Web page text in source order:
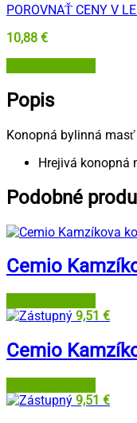
POROVNAŤ CENY V
10,88 €
Popis
Konopná bylinná
Hrejivá konopná
Podobné
Cemio
9,51 €
Cemio
9,51 €